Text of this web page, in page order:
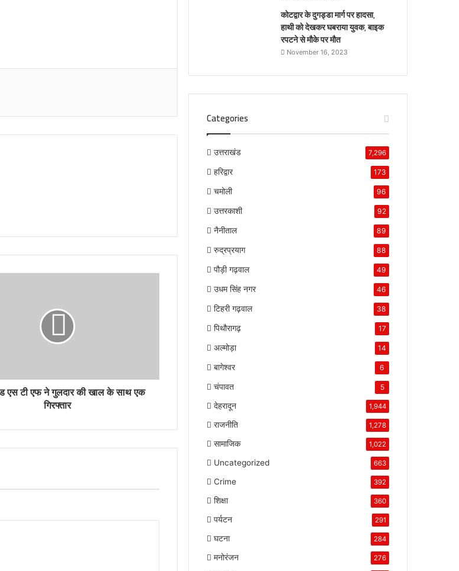
एस टी एफ ने गुलदार की खाल के साथ एक
गिरफ्तार
कोटद्वार के दुगड्डा मार्ग पर हादसा,
हाथी को देखकर घबराया युवक, बाइक
रपटने से मौके पर मौत
November 16, 2023
Categories
उत्तराखंड 7,296
हरिद्वार 173
चमोली 96
उत्तरकाशी 92
नैनीताल 89
रुद्रप्रयाग 88
पौड़ी गढ़वाल 49
उधम सिंह नगर 46
टिहरी गढ़वाल 38
पिथौरागढ़ 17
अल्मोड़ा 14
बागेश्वर 6
चंपावत 5
देहरादून 1,944
राजनीति 1,278
सामाजिक 1,022
Uncategorized 663
Crime 392
शिक्षा 360
पर्यटन 291
घटना 284
मनोरंजन 276